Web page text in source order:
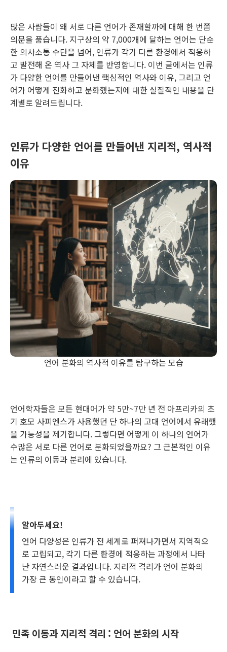
많은 사람들이 왜 서로 다른 언어가 존재할까에 대해 한 번쯤
의문을 품습니다. 지구상의 약 7,000개에 달하는 언어는 단순
한 의사소통 수단을 넘어, 인류가 각기 다른 환경에서 적응하
고 발전해 온 역사 그 자체를 반영합니다. 이번 글에서는 인류
가 다양한 언어를 만들어낸 핵심적인 역사와 이유, 그리고 언
어가 어떻게 진화하고 분화했는지에 대한 실질적인 내용을 단
계별로 알려드립니다.
인류가 다양한 언어를 만들어낸 지리적, 역사적
이유
언어 분화의 역사적 이유를 탐구하는 모습
언어학자들은 모든 현대어가 약 5만~7만 년 전 아프리카의 초
기 호모 사피엔스가 사용했던 단 하나의 고대 언어에서 유래했
을 가능성을 제기합니다. 그렇다면 어떻게 이 하나의 언어가
수많은 서로 다른 언어로 분화되었을까요? 그 근본적인 이유
는 인류의 이동과 분리에 있습니다.
알아두세요!
언어 다양성은 인류가 전 세계로 퍼져나가면서 지역적으
로 고립되고, 각기 다른 환경에 적응하는 과정에서 나타
난 자연스러운 결과입니다. 지리적 격리가 언어 분화의
가장 큰 동인이라고 할 수 있습니다.
민족 이동과 지리적 격리 : 언어 분화의 시작